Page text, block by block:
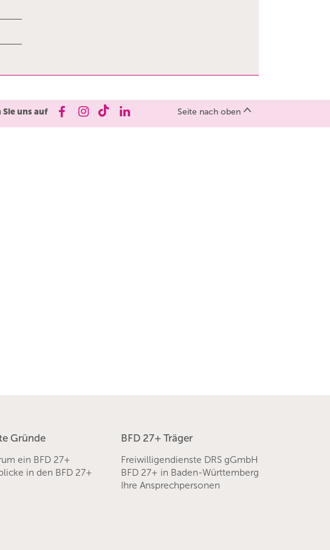
Sie uns auf Seite nach oben
Gründe
ein BFD 27+
in den BFD 27+
BFD 27+ Träger
Freiwilligendienste DRS gGmbH
BFD 27+ in Baden-Württemberg
Ihre Ansprechpersonen